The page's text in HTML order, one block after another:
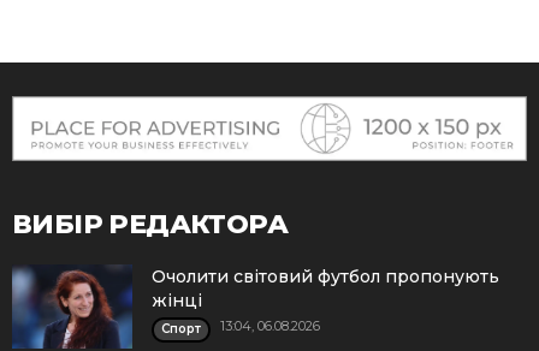
ВИБІР РЕДАКТОРА
Очолити світовий футбол пропонують
жінці
Спорт 13:04, 06.08.2026